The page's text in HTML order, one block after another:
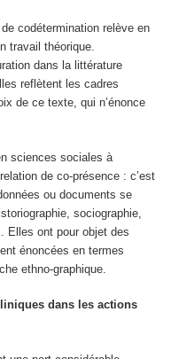
codétermination relève en
travail théorique.
dans la littérature
reflètent les cadres
de ce texte, qui n’énonce
sciences sociales à
de co-présence : c’est
ou documents se
sociographie,
Elles ont pour objet des
énoncées en termes
ethno-graphique.
dans les actions